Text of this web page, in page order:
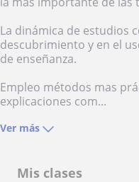
La dinámica de estudios
descubrimiento y en el
de enseñanza.
Empleo métodos mas
explicaciones com...
Ver más
Mis clases